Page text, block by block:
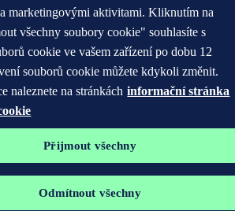
marketingovými aktivitami. Kliknutím na
všechny soubory cookie" souhlasíte s
cookie ve vašem zařízení po dobu 12
souborů cookie můžete kdykoli změnit.
naleznete na stránkách informační stránka
Přijmout všechny
Odmítnout všechny